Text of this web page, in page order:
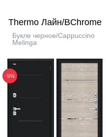
Thermo Лайн/BChrome
Букле черное/Cappuccino
Melinga
-5%